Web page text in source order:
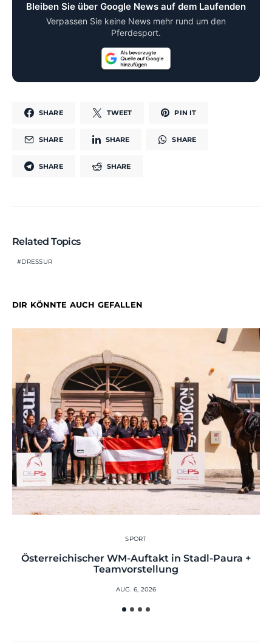
Bleiben Sie über Google News auf dem Laufenden
Verpassen Sie keine News mehr rund um den
Pferdesport.
SHARE TWEET PIN IT
SHARE SHARE SHARE
SHARE SHARE
Related Topics
DRESSUR
DIR KÖNNTE AUCH GEFALLEN
SPORT
Österreichischer WM-Auftakt in Stadl-Paura +
Teamvorstellung
AUG. 6, 2026